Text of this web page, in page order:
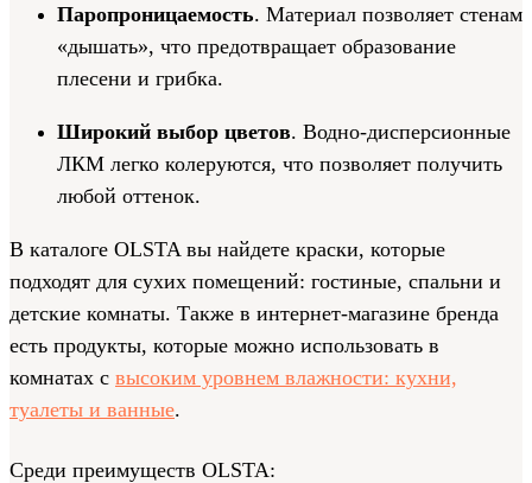
Паропроницаемость. Материал позволяет стенам
«дышать», что предотвращает образование
плесени и грибка.
Широкий выбор цветов. Водно-дисперсионные
ЛКМ легко колеруются, что позволяет получить
любой оттенок.
В каталоге OLSTA вы найдете краски, которые
подходят для сухих помещений: гостиные, спальни и
детские комнаты. Также в интернет-магазине бренда
есть продукты, которые можно использовать в
комнатах с высоким уровнем влажности: кухни,
туалеты и ванные.
Среди преимуществ OLSTA: